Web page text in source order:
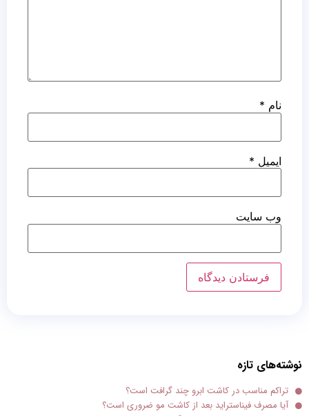
نام *
ایمیل *
وب‌ سایت
نوشته‌های تازه
تراکم مناسب در کاشت ابرو چند گرافت است؟
آیا مصرف فیناستراید بعد از کاشت مو ضروری است؟